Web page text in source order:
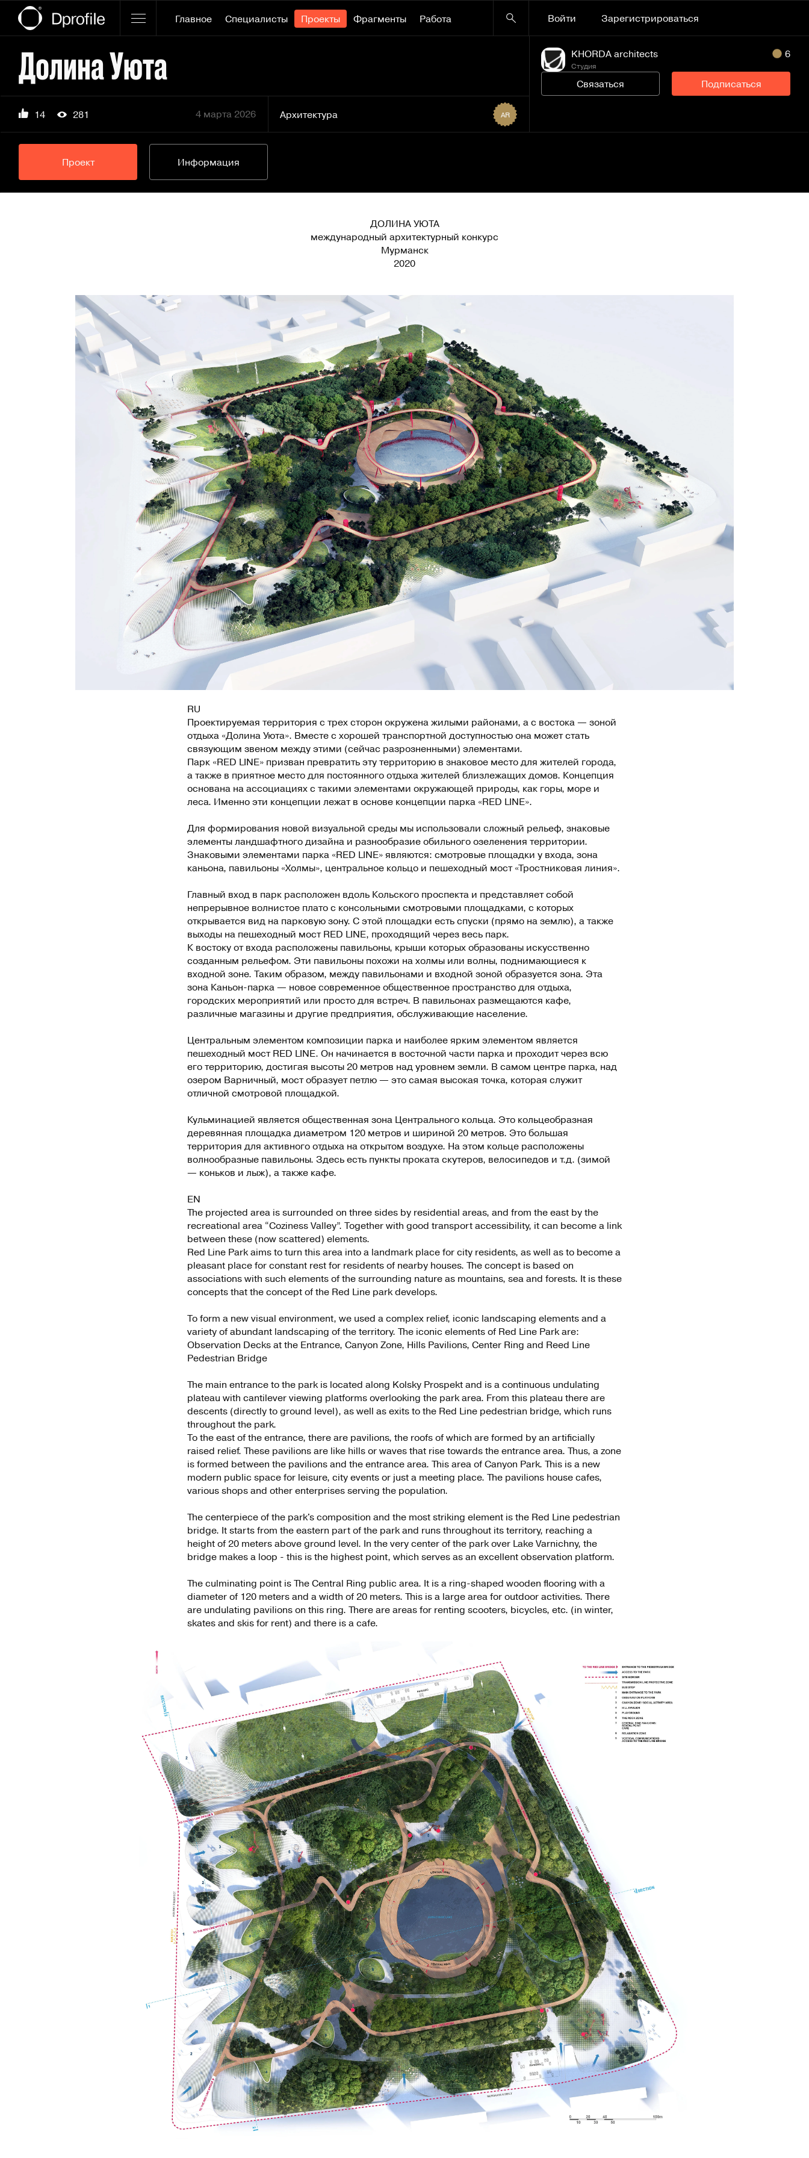
Главное Специалисты Проекты Фрагменты Работа Войти Зарегистрироваться
Долина Уюта
14 281 4 марта 2026 Архитектура AR
KHORDA architects
Студия
6
Связаться Подписаться
Проект Информация
ДОЛИНА УЮТА
международный архитектурный конкурс
Мурманск
2020
RU
Проектируемая территория с трех сторон окружена жилыми районами, а с востока — зоной
отдыха «Долина Уюта». Вместе с хорошей транспортной доступностью она может стать
связующим звеном между этими (сейчас разрозненными) элементами.
Парк «RED LINE» призван превратить эту территорию в знаковое место для жителей города,
а также в приятное место для постоянного отдыха жителей близлежащих домов. Концепция
основана на ассоциациях с такими элементами окружающей природы, как горы, море и
леса. Именно эти концепции лежат в основе концепции парка «RED LINE».
Для формирования новой визуальной среды мы использовали сложный рельеф, знаковые
элементы ландшафтного дизайна и разнообразие обильного озеленения территории.
Знаковыми элементами парка «RED LINE» являются: смотровые площадки у входа, зона
каньона, павильоны «Холмы», центральное кольцо и пешеходный мост «Тростниковая линия».
Главный вход в парк расположен вдоль Кольского проспекта и представляет собой
непрерывное волнистое плато с консольными смотровыми площадками, с которых
открывается вид на парковую зону. С этой площадки есть спуски (прямо на землю), а также
выходы на пешеходный мост RED LINE, проходящий через весь парк.
К востоку от входа расположены павильоны, крыши которых образованы искусственно
созданным рельефом. Эти павильоны похожи на холмы или волны, поднимающиеся к
входной зоне. Таким образом, между павильонами и входной зоной образуется зона. Эта
зона Каньон-парка — новое современное общественное пространство для отдыха,
городских мероприятий или просто для встреч. В павильонах размещаются кафе,
различные магазины и другие предприятия, обслуживающие население.
Центральным элементом композиции парка и наиболее ярким элементом является
пешеходный мост RED LINE. Он начинается в восточной части парка и проходит через всю
его территорию, достигая высоты 20 метров над уровнем земли. В самом центре парка, над
озером Варничный, мост образует петлю — это самая высокая точка, которая служит
отличной смотровой площадкой.
Кульминацией является общественная зона Центрального кольца. Это кольцеобразная
деревянная площадка диаметром 120 метров и шириной 20 метров. Это большая
территория для активного отдыха на открытом воздухе. На этом кольце расположены
волнообразные павильоны. Здесь есть пункты проката скутеров, велосипедов и т.д. (зимой
— коньков и лыж), а также кафе.
EN
The projected area is surrounded on three sides by residential areas, and from the east by the
recreational area “Coziness Valley”. Together with good transport accessibility, it can become a link
between these (now scattered) elements.
Red Line Park aims to turn this area into a landmark place for city residents, as well as to become a
pleasant place for constant rest for residents of nearby houses. The concept is based on
associations with such elements of the surrounding nature as mountains, sea and forests. It is these
concepts that the concept of the Red Line park develops.
To form a new visual environment, we used a complex relief, iconic landscaping elements and a
variety of abundant landscaping of the territory. The iconic elements of Red Line Park are:
Observation Decks at the Entrance, Canyon Zone, Hills Pavilions, Center Ring and Reed Line
Pedestrian Bridge
The main entrance to the park is located along Kolsky Prospekt and is a continuous undulating
plateau with cantilever viewing platforms overlooking the park area. From this plateau there are
descents (directly to ground level), as well as exits to the Red Line pedestrian bridge, which runs
throughout the park.
To the east of the entrance, there are pavilions, the roofs of which are formed by an artificially
raised relief. These pavilions are like hills or waves that rise towards the entrance area. Thus, a zone
is formed between the pavilions and the entrance area. This area of ​​Canyon Park. This is a new
modern public space for leisure, city events or just a meeting place. The pavilions house cafes,
various shops and other enterprises serving the population.
The centerpiece of the park's composition and the most striking element is the Red Line pedestrian
bridge. It starts from the eastern part of the park and runs throughout its territory, reaching a
height of 20 meters above ground level. In the very center of the park over Lake Varnichny, the
bridge makes a loop - this is the highest point, which serves as an excellent observation platform.
The culminating point is The Central Ring public area. It is a ring-shaped wooden flooring with a
diameter of 120 meters and a width of 20 meters. This is a large area for outdoor activities. There
are undulating pavilions on this ring. There are areas for renting scooters, bicycles, etc. (in winter,
skates and skis for rent) and there is a cafe.